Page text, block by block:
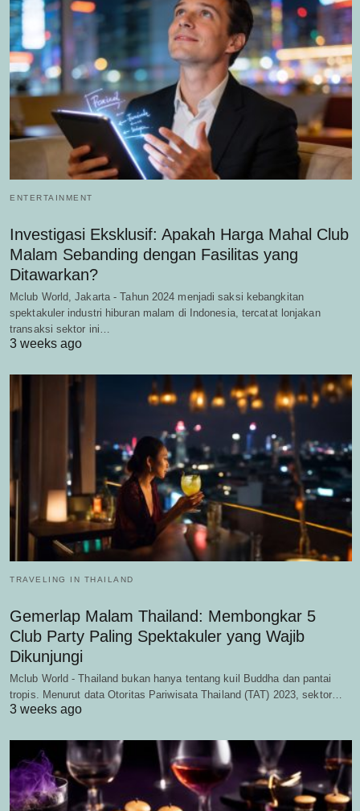
ENTERTAINMENT
Investigasi Eksklusif: Apakah Harga Mahal Club
Malam Sebanding dengan Fasilitas yang
Ditawarkan?
Mclub World, Jakarta - Tahun 2024 menjadi saksi kebangkitan
spektakuler industri hiburan malam di Indonesia, tercatat lonjakan
transaksi sektor ini…
3 weeks ago
TRAVELING IN THAILAND
Gemerlap Malam Thailand: Membongkar 5
Club Party Paling Spektakuler yang Wajib
Dikunjungi
Mclub World - Thailand bukan hanya tentang kuil Buddha dan pantai
tropis. Menurut data Otoritas Pariwisata Thailand (TAT) 2023, sektor…
3 weeks ago